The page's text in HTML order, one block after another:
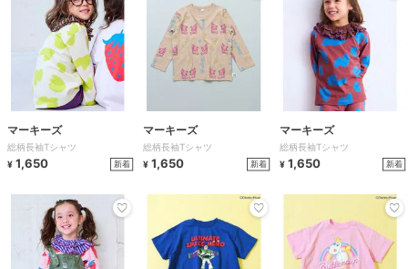
マーキーズ
総柄長袖Tシャツ
¥ 1,650 新着
マーキーズ
総柄長袖Tシャツ
¥ 1,650 新着
マーキーズ
総柄長袖Tシャツ
¥ 1,650 新着